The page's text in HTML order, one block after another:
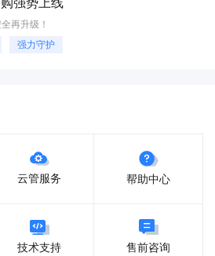
试和应用程序测试等。网络测试包括Ping测
。安全测试包括漏洞扫描、入侵检测和日志
应用程序测试、FTP应用程序测试和邮件
需要根据您的需求和技能水平进行选
的安全性能。 建立数据备份与恢复机
份，并测试备份数据的恢复能力。 设置
状态和性能，根据监控信息进行优化和调
件补丁。及时修复安全漏洞，提高服务
也需要考虑服务器的性能、可用性、数据安
，可以选择的机会越来越多。
再升级！
强力守护
云管服务 帮助中心
技术支持 售前咨询